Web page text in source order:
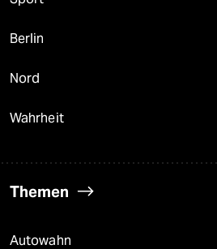
Berlin
Nord
Wahrheit
Themen
Autowahn